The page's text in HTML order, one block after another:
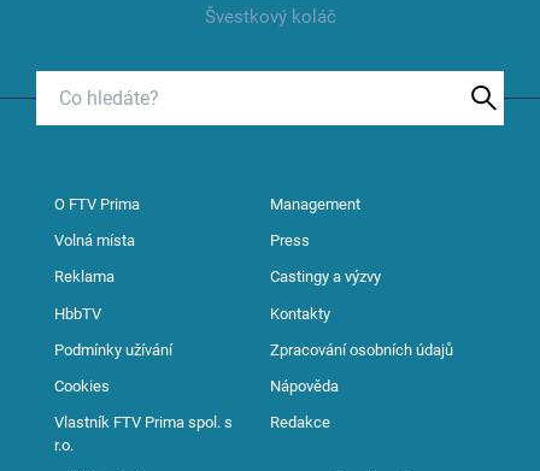
Švestkový koláč
O FTV Prima Management
Volná místa Press
Reklama Castingy a výzvy
HbbTV Kontakty
Podmínky užívání Zpracování osobních údajů
Cookies Nápověda
Vlastník FTV Prima spol. s
r.o.
Redakce